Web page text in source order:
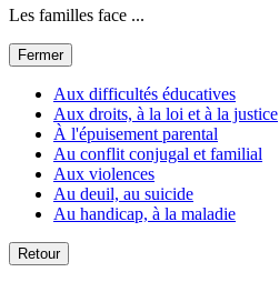
Les familles face ...
Fermer
Aux difficultés éducatives
Aux droits, à la loi et à la justice
À l'épuisement parental
Au conflit conjugal et familial
Aux violences
Au deuil, au suicide
Au handicap, à la maladie
Retour